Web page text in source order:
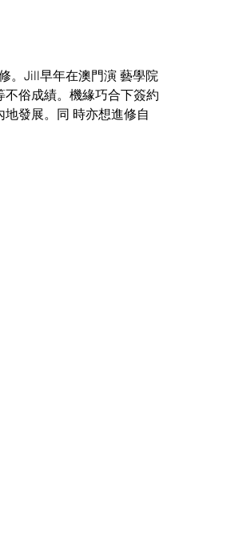
。Jill早年在澳門演 藝學院
俗成績。機緣巧合下簽約
發展。同 時亦想進修自